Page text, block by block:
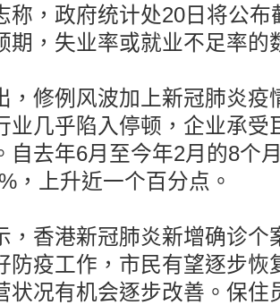
称，政府统计处20日将公
期，失业率或就业不足率的
，修例风波加上新冠肺炎
业几乎陷入停顿，企业承受
自去年6月至今年2月的8个
，上升近一个百分点。
，香港新冠肺炎新增确诊
防疫工作，市民有望逐步恢
状况有机会逐步改善。保住